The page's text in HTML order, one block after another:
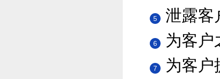
5 泄露客
6 为客户
7
为客户